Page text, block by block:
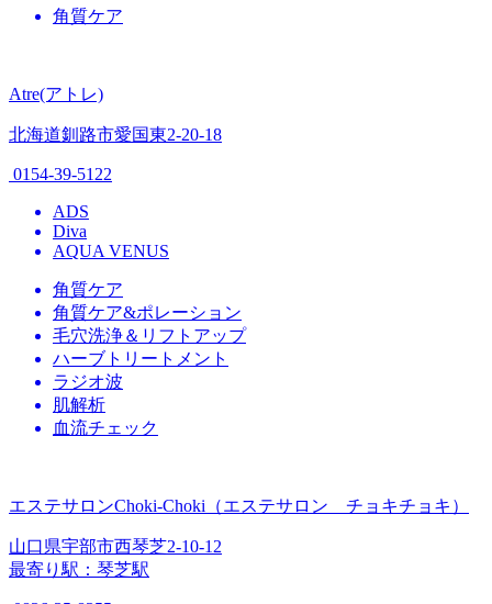
角質ケア
Atre(アトレ)
北海道釧路市愛国東2-20-18
0154-39-5122
ADS
Diva
AQUA VENUS
角質ケア
角質ケア&ポレーション
毛穴洗浄＆リフトアップ
ハーブトリートメント
ラジオ波
肌解析
血流チェック
エステサロンChoki-Choki（エステサロン チョキチョキ）
山口県宇部市西琴芝2-10-12
最寄り駅：琴芝駅